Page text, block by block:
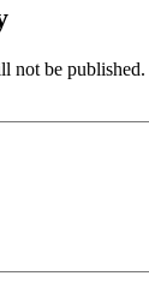
not be published.